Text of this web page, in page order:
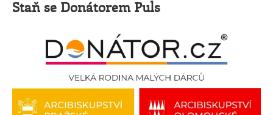
Staň se Donátorem Puls